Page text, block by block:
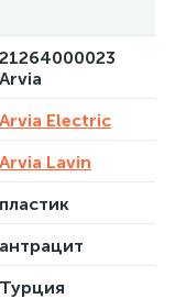
21264000023
Arvia
Arvia Electric
Arvia Lavin
пластик
антрацит
Турция